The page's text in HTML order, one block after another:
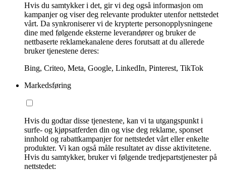
Hvis du samtykker i det, gir vi deg også informasjon om
kampanjer og viser deg relevante produkter utenfor nettstedet
vårt. Da synkroniserer vi de krypterte personopplysningene
dine med følgende eksterne leverandører og bruker de
nettbaserte reklamekanalene deres forutsatt at du allerede
bruker tjenestene deres:
Bing, Criteo, Meta, Google, LinkedIn, Pinterest, TikTok
Markedsføring
Hvis du godtar disse tjenestene, kan vi ta utgangspunkt i
surfe- og kjøpsatferden din og vise deg reklame, sponset
innhold og rabattkampanjer for nettstedet vårt eller enkelte
produkter. Vi kan også måle resultatet av disse aktivitetene.
Hvis du samtykker, bruker vi følgende tredjepartstjenester på
nettstedet: